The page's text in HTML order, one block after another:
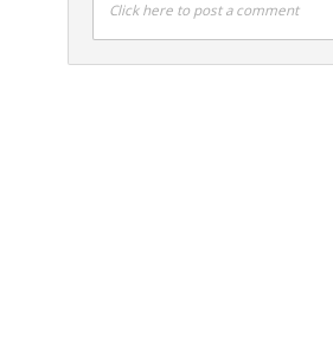
Click here to post a comment